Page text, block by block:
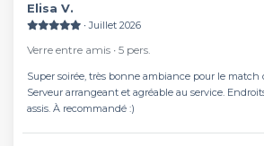
Elisa V.
∙ Juillet 2026
Verre entre amis ∙ 5 pers.
Super soirée, très bonne ambiance pour le match
Serveur arrangeant et agréable au service.
assis. À recommandé :)